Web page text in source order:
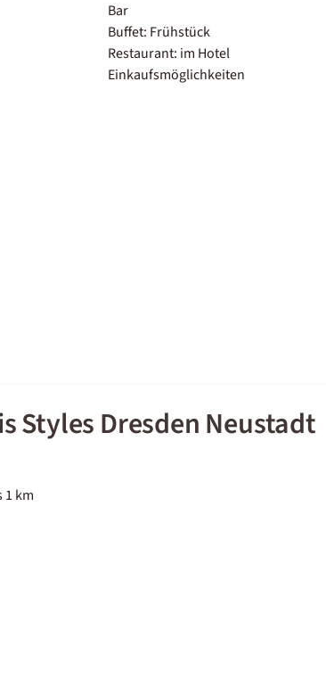
Bar
Buffet: Frühstück
Restaurant: im Hotel
Einkaufsmöglichkeiten
Styles Dresden Neustadt
1 km